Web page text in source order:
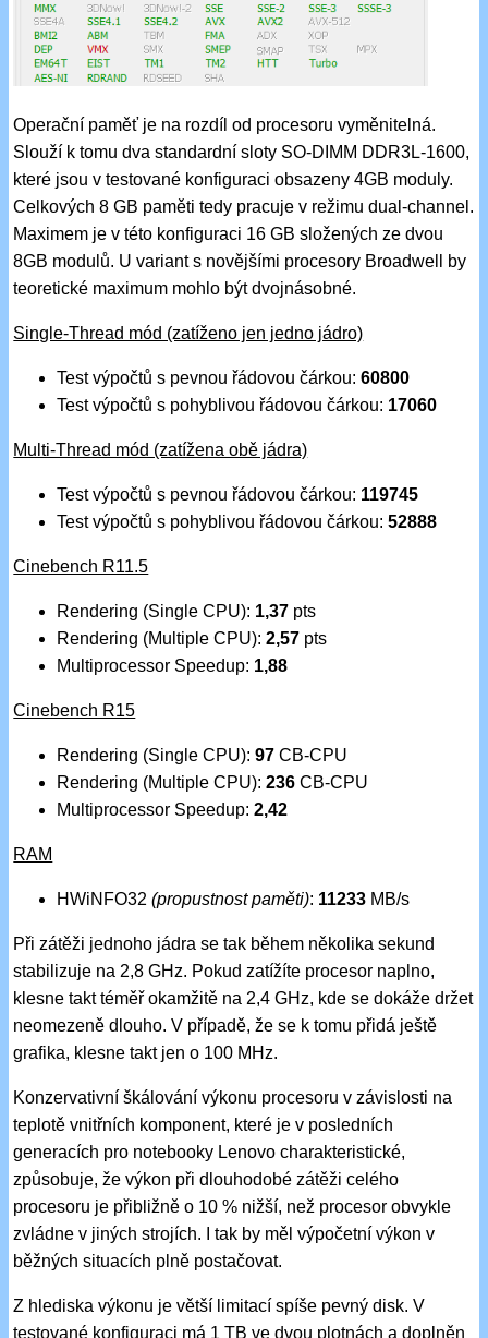
Operační paměť je na rozdíl od procesoru vyměnitelná.
Slouží k tomu dva standardní sloty SO-DIMM DDR3L-1600,
které jsou v testované konfiguraci obsazeny 4GB moduly.
Celkových 8 GB paměti tedy pracuje v režimu dual-channel.
Maximem je v této konfiguraci 16 GB složených ze dvou
8GB modulů. U variant s novějšími procesory Broadwell by
teoretické maximum mohlo být dvojnásobné.
Single-Thread mód (zatíženo jen jedno jádro)
Test výpočtů s pevnou řádovou čárkou:60800
Test výpočtů s pohyblivou řádovou čárkou: 17060
Multi-Thread mód (zatížena obě jádra)
Test výpočtů s pevnou řádovou čárkou: 119745
Test výpočtů s pohyblivou řádovou čárkou:52888
Cinebench R11.5
Rendering (Single CPU): 1,37 pts
Rendering (Multiple CPU):2,57 pts
Multiprocessor Speedup: 1,88
Cinebench R15
Rendering (Single CPU):97 CB-CPU
Rendering (Multiple CPU):236 CB-CPU
Multiprocessor Speedup:2,42
RAM
HWiNFO32(propustnost paměti): 11233 MB/s
Při zátěži jednoho jádra se tak během několika sekund
stabilizuje na 2,8 GHz. Pokud zatížíte procesor naplno,
klesne takt téměř okamžitě na 2,4 GHz, kde se dokáže držet
neomezeně dlouho. V případě, že se k tomu přidá ještě
grafika, klesne takt jen o 100 MHz.
Konzervativní škálování výkonu procesoru v závislosti na
teplotě vnitřních komponent, které je v posledních
generacích pro notebooky Lenovo charakteristické,
způsobuje, že výkon při dlouhodobé zátěži celého
procesoru je přibližně o 10 % nižší, než procesor obvykle
zvládne v jiných strojích. I tak by měl výpočetní výkon v
běžných situacích plně postačovat.
Z hlediska výkonu je větší limitací spíše pevný disk. V
testované konfiguraci má 1 TB ve dvou plotnách a doplněn